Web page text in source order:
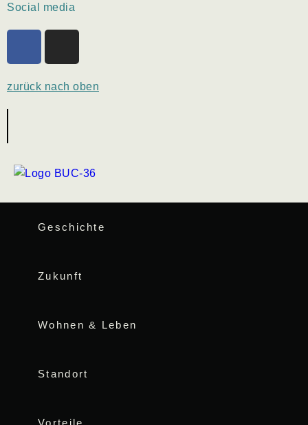
Social media
zurück nach oben
Geschichte
Zukunft
Wohnen & Leben
Standort